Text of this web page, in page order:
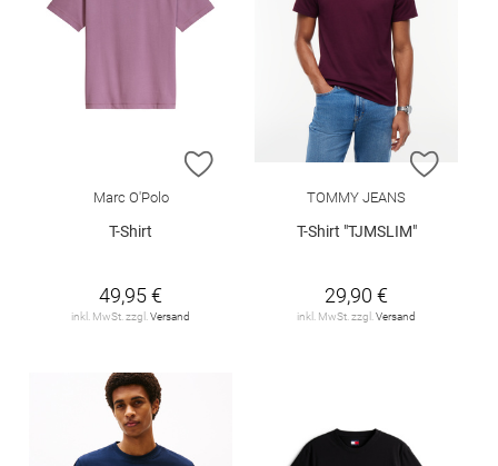
ZUR WUNSCHLISTE HINZUFÜGEN
Marc O'Polo
T-Shirt
49,95 €
inkl. MwSt. zzgl. Versand
ZUR
TOMMY JEANS
T-Shirt "TJMSLIM"
29,90 €
inkl. MwSt. zzgl. Versand